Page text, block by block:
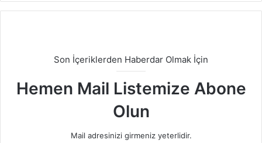
Son İçeriklerden Haberdar Olmak İçin
Hemen Mail Listemize Abone
Olun
Mail adresinizi girmeniz yeterlidir.